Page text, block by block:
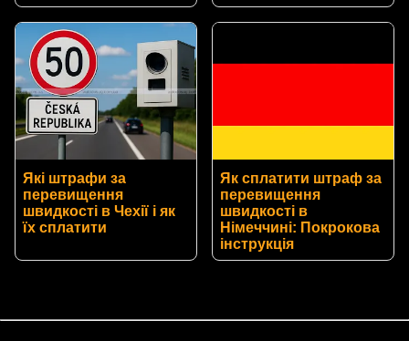
Які штрафи за
перевищення
швидкості в Чехії і як
їх сплатити
Як сплатити штраф за
перевищення
швидкості в
Німеччині: Покрокова
інструкція